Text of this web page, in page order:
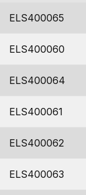
ELS400065
ELS400060
ELS400064
ELS400061
ELS400062
ELS400063